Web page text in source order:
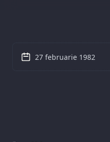
27 februarie 1982